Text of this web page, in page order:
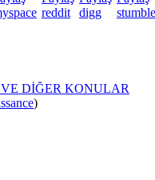
DİĞER KONULAR
)